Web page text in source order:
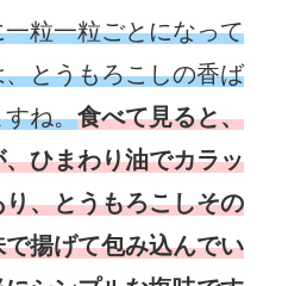
粒一粒ごとになって
とうもろこしの香ば
すね。食べて見ると、
ひまわり油でカラッ
、とうもろこしその
揚げて包み込んでい